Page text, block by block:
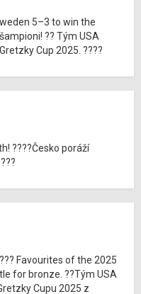
5–3 to win the
?? Tým USA
Cup 2025. ????
????Česko poráží
Favourites of the 2025
for bronze. ??Tým USA
Cupu 2025 z